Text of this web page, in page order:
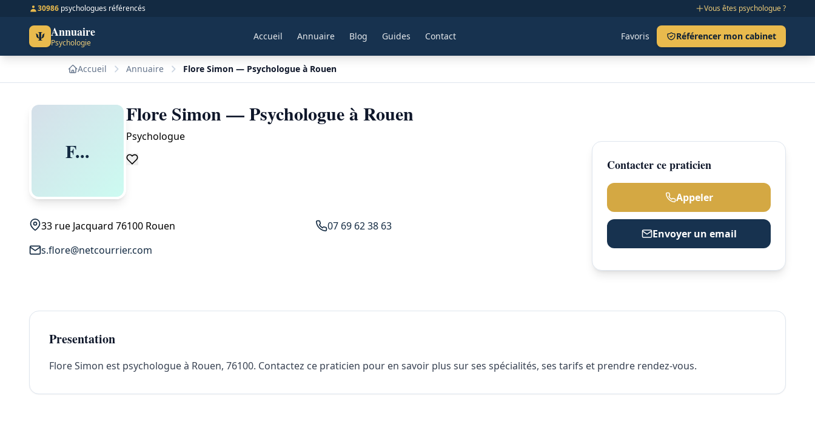
30986 psychologues référencés Vous êtes psychologue ?
Ψ Annuaire
Psychologie
Accueil Annuaire Blog Guides Contact Favoris Référencer mon cabinet
Accueil Annuaire Flore Simon — Psychologue à Rouen
F...
Flore Simon — Psychologue à Rouen
Psychologue
33 rue Jacquard 76100 Rouen
07 69 62 38 63
s.flore@netcourrier.com
Contacter ce praticien
Appeler
Envoyer un email
Presentation
Flore Simon est psychologue à Rouen, 76100. Contactez ce praticien pour en savoir plus sur ses spécialités, ses tarifs et prendre rendez-vous.